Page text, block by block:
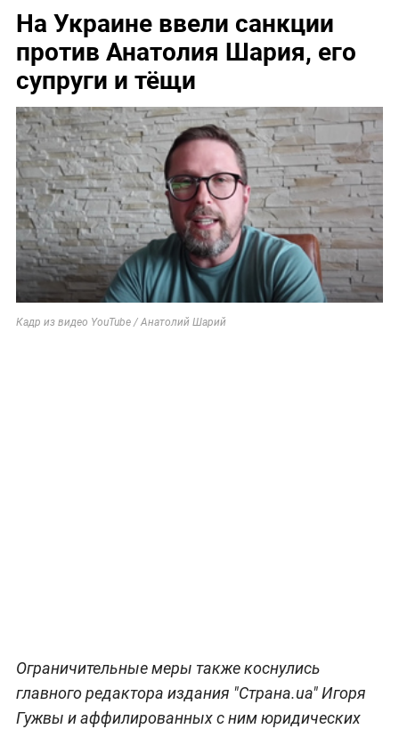
На Украине ввели санкции
против Анатолия Шария, его
супруги и тёщи
Кадр из видео YouTube / Анатолий Шарий
Ограничительные меры также коснулись
главного редактора издания "Страна.ua" Игоря
Гужвы и аффилированных с ним юридических